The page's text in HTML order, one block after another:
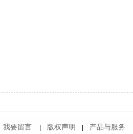
我要留言 版权声明 产品与服务